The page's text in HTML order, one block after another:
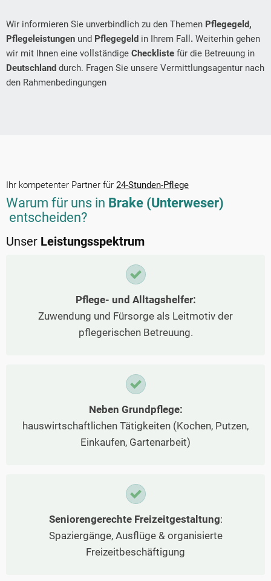
Wir informieren Sie unverbindlich zu den Themen Pflegegeld,
Pflegeleistungen und Pflegegeld in Ihrem Fall . Weiterhin gehen
wir mit Ihnen eine vollständige Checkliste für die Betreuung in
Deutschland durch. Fragen Sie unsere Vermittlungsagentur nach
den Rahmenbedingungen
Ihr kompetenter Partner für 24-Stunden-Pflege
Warum für uns in Brake (Unterweser)
entscheiden?
Unser Leistungsspektrum
Pflege- und Alltagshelfer:
Zuwendung und Fürsorge als Leitmotiv der
pflegerischen Betreuung.
Neben Grundpflege:
hauswirtschaftlichen Tätigkeiten (Kochen, Putzen,
Einkaufen, Gartenarbeit)
Seniorengerechte Freizeitgestaltung:
Spaziergänge, Ausflüge & organisierte
Freizeitbeschäftigung